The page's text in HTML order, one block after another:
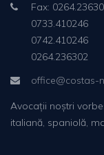
Fax:
0733.410246
0742.410246
0264.236302
office@costas-
Avocații noștri
italiană, spaniolă,